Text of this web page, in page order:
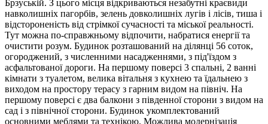
Брзуській. З цього місця відкриваються незабутні краєвиди
навколишніх пагорбів, зелень довколишніх лугів і лісів, тиша і
відстороненість від стрімкої сучасності та міської реальності.
Тут можна по-справжньому відпочити, набратися енергії та
очистити розум. Будинок розташований на ділянці 56 соток,
огороджений, з численними насадженнями, з під'їздом з
асфальтованої дороги. На першому поверсі 3 спальні, 2 ванні
кімнати з туалетом, велика вітальня з кухнею та їдальнею з
виходом на простору терасу з гарним видом на північ. На
першому поверсі є два балкони з південної сторони з видом на
сад і з північної сторони. Будинок укомплектований
основними меблями та технікою. Можлива модернізація